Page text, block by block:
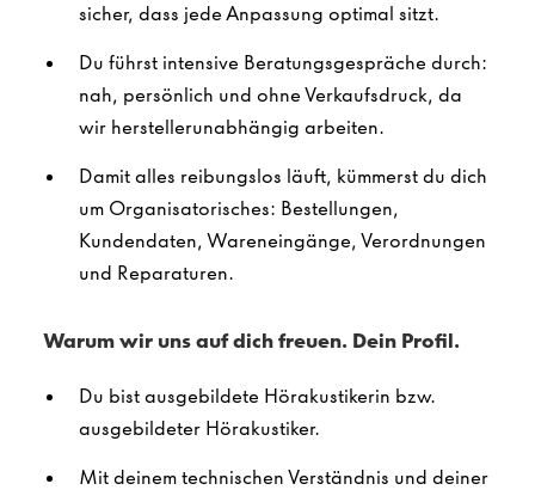
sicher, dass jede Anpassung optimal sitzt.
Du führst intensive Beratungsgespräche durch:
nah, persönlich und ohne Verkaufsdruck, da
wir herstellerunabhängig arbeiten.
Damit alles reibungslos läuft, kümmerst du dich
um Organisatorisches: Bestellungen,
Kundendaten, Wareneingänge, Verordnungen
und Reparaturen.
Warum wir uns auf dich freuen. Dein Profil.
Du bist ausgebildete Hörakustikerin bzw.
ausgebildeter Hörakustiker.
Mit deinem technischen Verständnis und deiner